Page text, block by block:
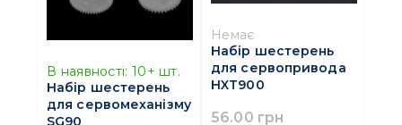
В наявності: 10+ шт.
Набір шестерень
для сервомеханізму
SG90
Немає
Набір шестерень
для сервопривода
HXT900
56.00 грн